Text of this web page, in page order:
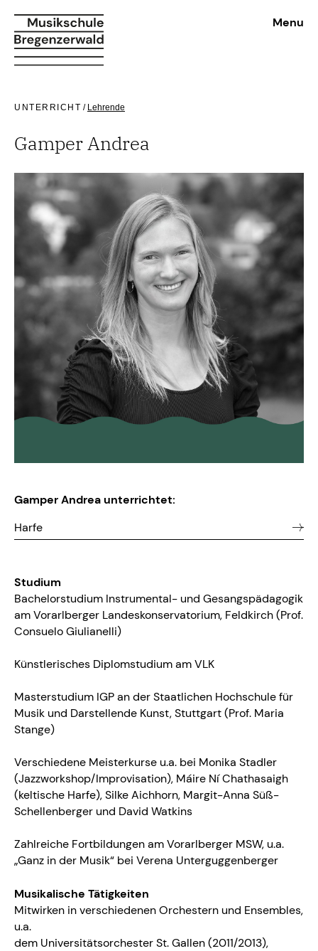
Menu
UNTERRICHT / Lehrende
Gamper Andrea
Gamper Andrea unterrichtet:
Harfe
Studium
Bachelorstudium Instrumental- und Gesangspädagogik
am Vorarlberger Landeskonservatorium, Feldkirch (Prof.
Consuelo Giulianelli)
Künstlerisches Diplomstudium am VLK
Masterstudium IGP an der Staatlichen Hochschule für
Musik und Darstellende Kunst, Stuttgart (Prof. Maria
Stange)
Verschiedene Meisterkurse u.a. bei Monika Stadler
(Jazzworkshop/Improvisation), Máire Ní Chathasaigh
(keltische Harfe), Silke Aichhorn, Margit-Anna Süß-
Schellenberger und David Watkins
Zahlreiche Fortbildungen am Vorarlberger MSW, u.a.
„Ganz in der Musik“ bei Verena Unterguggenberger
Musikalische Tätigkeiten
Mitwirken in verschiedenen Orchestern und Ensembles,
u.a.
dem Universitätsorchester St. Gallen (2011/2013),